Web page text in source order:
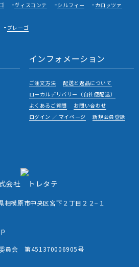
ヴィスコンテ シルフィー
カロッツァ
プレーゴ
インフォメーション
ご注文方法
配送と返品について
ローカルデリバリー（自社便配送）
よくあるご質問
お問い合わせ
ログイン ／ マイページ
新規会員登録
会社 トレタテ
模原市中央区宮下２丁目２２−１
員会 第451370006905号